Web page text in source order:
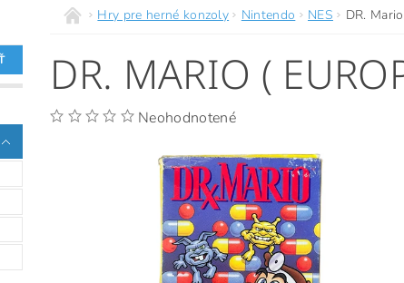
OBCHODNÉ PODMIENKY KONTAKTY
Hry pre herné konzoly Nintendo NES DR.
DR. MARIO (
Neohodnotené